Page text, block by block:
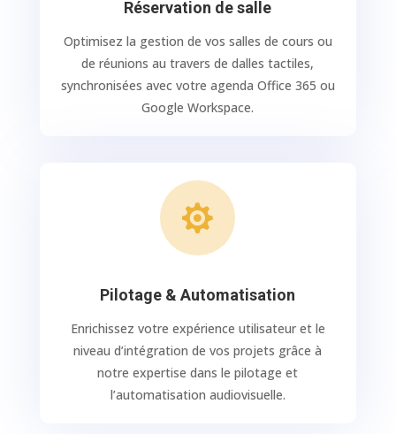
Réservation de salle
Optimisez la gestion de vos salles de cours ou
de réunions au travers de dalles tactiles,
synchronisées avec votre agenda Office 365 ou
Google Workspace.

Pilotage & Automatisation
Enrichissez votre expérience utilisateur et le
niveau d’intégration de vos projets grâce à
notre expertise dans le pilotage et
l’automatisation audiovisuelle.